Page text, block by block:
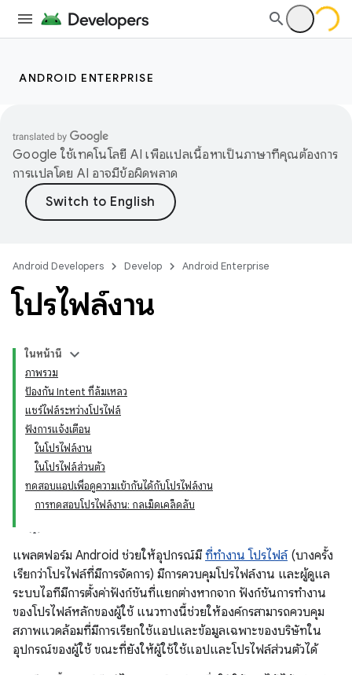
ANDROID ENTERPRISE
Google ใช้เทคโนโลยี AI เพื่อแปลเนื้อหาเป็นภาษาที่คุณต้องการ
การแปลโดย AI อาจมีข้อผิดพลาด
Android Developers Develop Android Enterprise
โปรไฟล์งาน
ในหน้านี้
ภาพรวม
ป้องกัน Intent ที่ล้มเหลว
แชร์ไฟล์ระหว่างโปรไฟล์
ฟังการแจ้งเตือน
ในโปรไฟล์งาน
ในโปรไฟล์ส่วนตัว
ทดสอบแอปเพื่อดูความเข้ากันได้กับโปรไฟล์งาน
การทดสอบโปรไฟล์งาน: กลเม็ดเคล็ดลับ
แพลตฟอร์ม Android ช่วยให้อุปกรณ์มีที่ทำงาน โปรไฟล์(บางครั้ง
เรียกว่าโปรไฟล์ที่มีการจัดการ) มีการควบคุมโปรไฟล์งาน และผู้ดูแล
ระบบไอทีมีการตั้งค่าฟังก์ชันที่แยกต่างหากจาก ฟังก์ชันการทำงาน
ของโปรไฟล์หลักของผู้ใช้ แนวทางนี้ช่วยให้องค์กรสามารถควบคุม
สภาพแวดล้อมที่มีการเรียกใช้แอปและข้อมูลเฉพาะของบริษัทใน
อุปกรณ์ของผู้ใช้ ขณะที่ยังให้ผู้ใช้ใช้แอปและโปรไฟล์ส่วนตัวได้